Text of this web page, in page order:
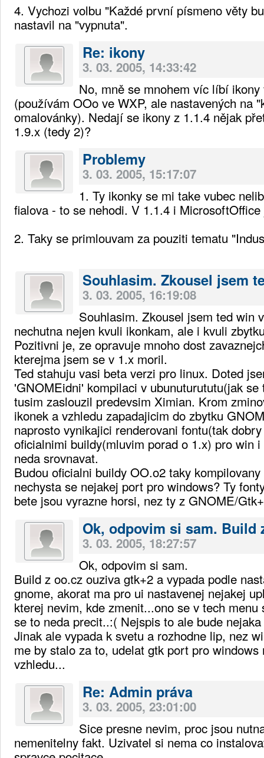
4. Vychozi volbu "Každé první písmeno věty
nastavil na "vypnuta".
Re: ikony
3. 03. 2005, 14:33:42
No, mně se mnohem víc líbí
(používám OOo ve WXP, ale nastavených na
omalovánky). Nedají se ikony z 1.1.4 nějak
1.9.x (tedy 2)?
Problemy
3. 03. 2005, 15:17:07
1. Ty ikonky se mi take vubec
fialova - to se nehodi. V 1.1.4 i
2. Taky se primlouvam za pouziti tematu
Souhlasim. Zkousel jsem
3. 03. 2005, 16:19:08
Souhlasim. Zkousel jsem ted win
nechutna nejen kvuli ikonkam, ale i kvuli
Pozitivni je, ze opravuje mnoho dost
kterejma jsem se v 1.x moril.
Ted stahuju vasi beta verzi pro linux. Doted
'GNOMEidni' kompilaci v ubunuturututu(jak
tusim zaslouzil predevsim Ximian. Krom
ikonek a vzhledu zapadajicim do zbytku
naprosto vynikajici renderovani fontu(tak
oficialnimi buildy(mluvim porad o 1.x) pro win
neda srovnavat.
Budou oficialni buildy OO.o2 taky
nechysta se nejakej port pro windows? Ty
bete jsou vyrazne horsi, nez ty z GNOME/
Ok, odpovim si sam. Build
3. 03. 2005, 18:27:57
Ok, odpovim si sam.
Build z oo.cz ouziva gtk+2 a vypada podle
gnome, akorat ma pro ui nastavenej nejakej
kterej nevim, kde zmenit...ono se v tech menu
se to neda precit..:( Nejspis to ale bude
Jinak ale vypada k svetu a rozhodne lip, nez
me by stalo za to, udelat gtk port pro windows
vzhledu...
Re: Admin práva
3. 03. 2005, 23:01:00
Sice presne nevim, proc jsou
nemenitelny fakt. Uzivatel si nema co